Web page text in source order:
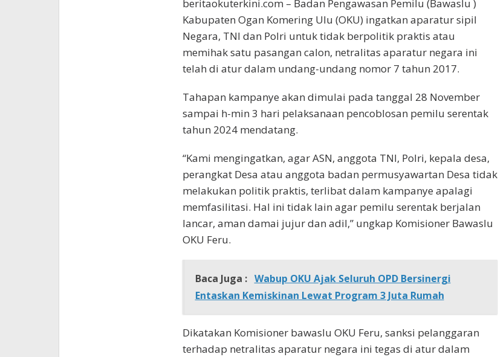
beritaokuterkini.com – Badan Pengawasan Pemilu (Bawaslu )
Kabupaten Ogan Komering Ulu (OKU) ingatkan aparatur sipil
Negara, TNI dan Polri untuk tidak berpolitik praktis atau
memihak satu pasangan calon, netralitas aparatur negara ini
telah di atur dalam undang-undang nomor 7 tahun 2017.
Tahapan kampanye akan dimulai pada tanggal 28 November
sampai h-min 3 hari pelaksanaan pencoblosan pemilu serentak
tahun 2024 mendatang.
“Kami mengingatkan, agar ASN, anggota TNI, Polri, kepala desa,
perangkat Desa atau anggota badan permusyawartan Desa tidak
melakukan politik praktis, terlibat dalam kampanye apalagi
memfasilitasi. Hal ini tidak lain agar pemilu serentak berjalan
lancar, aman damai jujur dan adil,” ungkap Komisioner Bawaslu
OKU Feru.
Baca Juga : Wabup OKU Ajak Seluruh OPD Bersinergi
Entaskan Kemiskinan Lewat Program 3 Juta Rumah
Dikatakan Komisioner bawaslu OKU Feru, sanksi pelanggaran
terhadap netralitas aparatur negara ini tegas di atur dalam